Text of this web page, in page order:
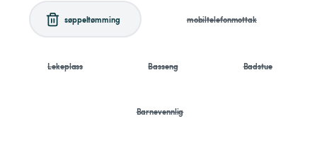
søppeltømming mobiltelefonmottak
Lekeplass Basseng Badstue
Barnevennlig